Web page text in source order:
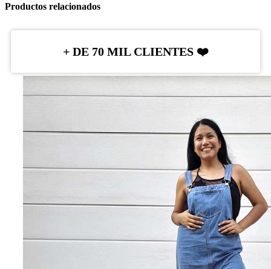
Productos relacionados
+ DE 70 MIL CLIENTES ❤️